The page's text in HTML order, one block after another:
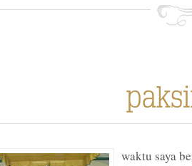
waktu saya